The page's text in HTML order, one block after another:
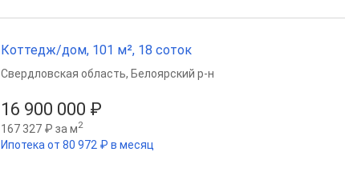
Коттедж/дом, 101 м², 18 соток
16 900 000 ₽
167 327 ₽ за м2
Ипотека от 80 972 ₽ в месяц
Свердловская область, Белоярский р-н